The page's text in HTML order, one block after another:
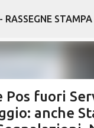
ai contenuti
RASSEGNE STAMPA
Pos fuori
anche